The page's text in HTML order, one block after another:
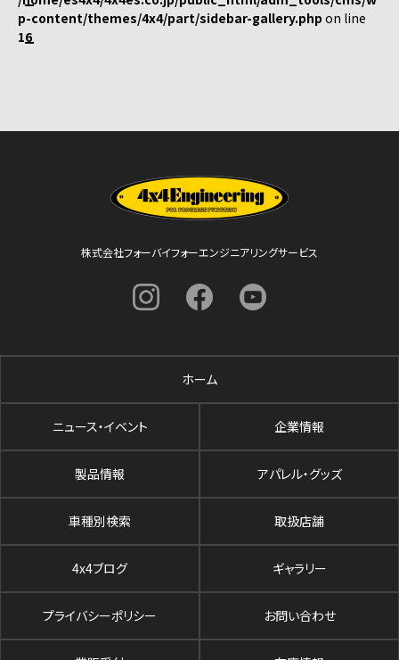
p-content/themes/4x4/part/sidebar-gallery.php on line
16
株式会社フォーバイフォーエンジニアリングサービス
ホーム
ニュース・イベント 企業情報
製品情報 アパレル・グッズ
車種別検索 取扱店舗
4x4ブログ ギャラリー
プライバシーポリシー お問い合わせ